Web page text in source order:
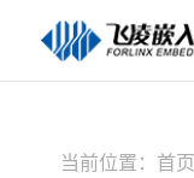
当前位置： 首页